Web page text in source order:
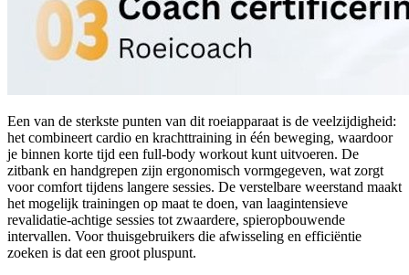
Een van de sterkste punten van dit roeiapparaat is de veelzijdigheid:
het combineert cardio en krachttraining in één beweging, waardoor
je binnen korte tijd een full-body workout kunt uitvoeren. De
zitbank en handgrepen zijn ergonomisch vormgegeven, wat zorgt
voor comfort tijdens langere sessies. De verstelbare weerstand maakt
het mogelijk trainingen op maat te doen, van laagintensieve
revalidatie-achtige sessies tot zwaardere, spieropbouwende
intervallen. Voor thuisgebruikers die afwisseling en efficiëntie
zoeken is dat een groot pluspunt.